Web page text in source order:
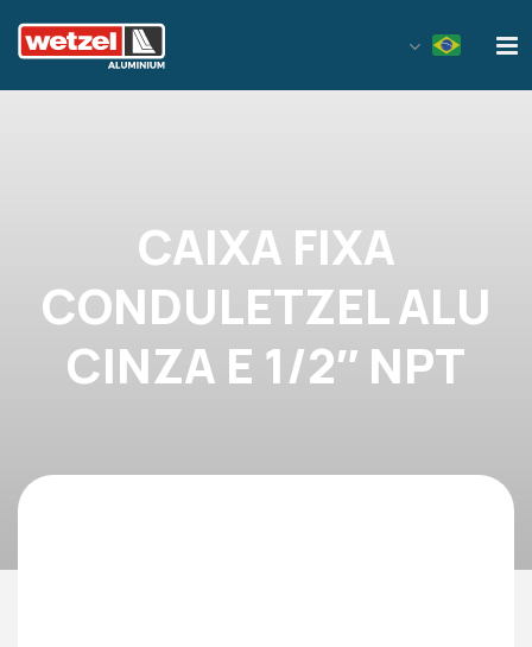
CAIXA FIXA
CONDULETZEL ALU
CINZA E 1/2″ NPT